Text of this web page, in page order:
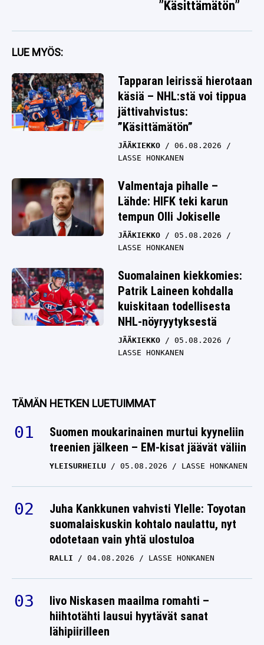
”Käsittämätön”
LUE MYÖS:
Tapparan leirissä hierotaan
käsiä – NHL:stä voi tippua
jättivahvistus:
”Käsittämätön”
JÄÄKIEKKO
06.08.2026
LASSE HONKANEN
Valmentaja pihalle –
Lähde: HIFK teki karun
tempun Olli Jokiselle
JÄÄKIEKKO
05.08.2026
LASSE HONKANEN
Suomalainen kiekkomies:
Patrik Laineen kohdalla
kuiskitaan todellisesta
NHL-nöyryytyksestä
JÄÄKIEKKO
05.08.2026
LASSE HONKANEN
TÄMÄN HETKEN LUETUIMMAT
Suomen moukarinainen murtui kyyneliin
treenien jälkeen – EM-kisat jäävät väliin
YLEISURHEILU 05.08.2026 LASSE HONKANEN
Juha Kankkunen vahvisti Ylelle: Toyotan
suomalaiskuskin kohtalo naulattu, nyt
odotetaan vain yhtä ulostuloa
RALLI 04.08.2026 LASSE HONKANEN
Iivo Niskasen maailma romahti –
hiihtotähti lausui hyytävät sanat
lähipiirilleen